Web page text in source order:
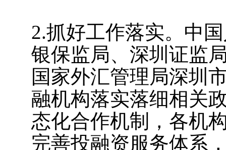
2.抓好工作落实。中
银保监局、深圳证监
国家外汇管理局深圳
融机构落实落细相关
态化合作机制，各机
完善投融资服务体系